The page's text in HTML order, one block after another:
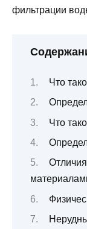
фильтрации
Что
Что